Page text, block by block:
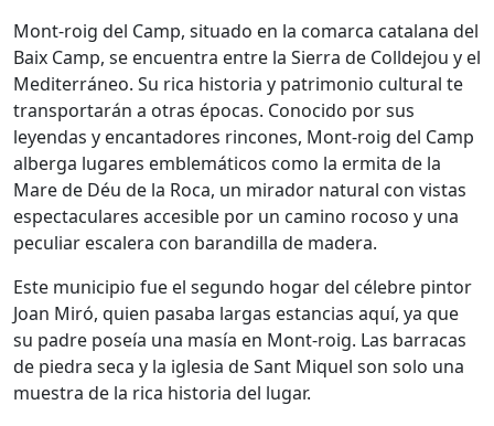
Mont-roig del Camp, situado en la comarca catalana del
Baix Camp, se encuentra entre la Sierra de Colldejou y el
Mediterráneo. Su rica historia y patrimonio cultural te
transportarán a otras épocas. Conocido por sus
leyendas y encantadores rincones, Mont-roig del Camp
alberga lugares emblemáticos como la ermita de la
Mare de Déu de la Roca, un mirador natural con vistas
espectaculares accesible por un camino rocoso y una
peculiar escalera con barandilla de madera.
Este municipio fue el segundo hogar del célebre pintor
Joan Miró, quien pasaba largas estancias aquí, ya que
su padre poseía una masía en Mont-roig. Las barracas
de piedra seca y la iglesia de Sant Miquel son solo una
muestra de la rica historia del lugar.